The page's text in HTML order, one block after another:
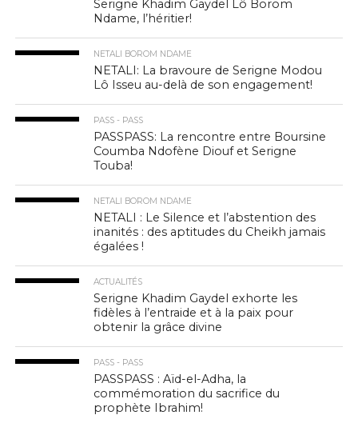
Serigne Khadim Gaydel Lô Borom
Ndame, l’héritier!
NETALI BOROM NDAME
NETALI: La bravoure de Serigne Modou
Lô Isseu au-delà de son engagement!
PASS - PASS
PASSPASS: La rencontre entre Boursine
Coumba Ndofène Diouf et Serigne
Touba!
NETALI BOROM NDAME
NETALI : Le Silence et l’abstention des
inanités : des aptitudes du Cheikh jamais
égalées !
ACTUALITÉS
Serigne Khadim Gaydel exhorte les
fidèles à l’entraide et à la paix pour
obtenir la grâce divine
PASS - PASS
PASSPASS : Aïd-el-Adha, la
commémoration du sacrifice du
prophète Ibrahim!